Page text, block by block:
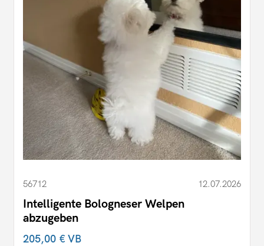
56712 12.07.2026
Intelligente Bologneser Welpen
abzugeben
205,00 €VB